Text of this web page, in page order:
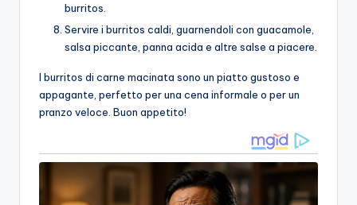
burritos.
Servire i burritos caldi, guarnendoli con guacamole,
salsa piccante, panna acida e altre salse a piacere.
I burritos di carne macinata sono un piatto gustoso e
appagante, perfetto per una cena informale o per un
pranzo veloce. Buon appetito!